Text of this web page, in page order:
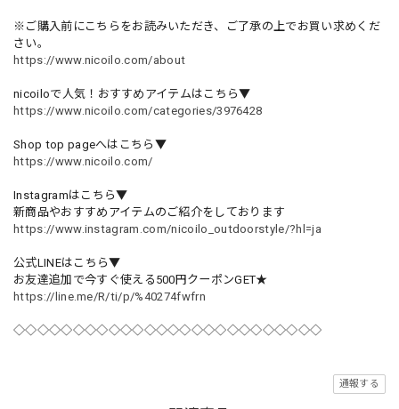
※ご購入前にこちらをお読みいただき、ご了承の上でお買い求めくだ
さい。
https://www.nicoilo.com/about
nicoiloで人気！おすすめアイテムはこちら▼
https://www.nicoilo.com/categories/3976428
Shop top pageへはこちら▼
https://www.nicoilo.com/
Instagramはこちら▼
新商品やおすすめアイテムのご紹介をしております
https://www.instagram.com/nicoilo_outdoorstyle/?hl=ja
公式LINEはこちら▼
お友達追加で今すぐ使える500円クーポンGET★
https://line.me/R/ti/p/%40274fwfrn
◇◇◇◇◇◇◇◇◇◇◇◇◇◇◇◇◇◇◇◇◇◇◇◇◇◇
通報する